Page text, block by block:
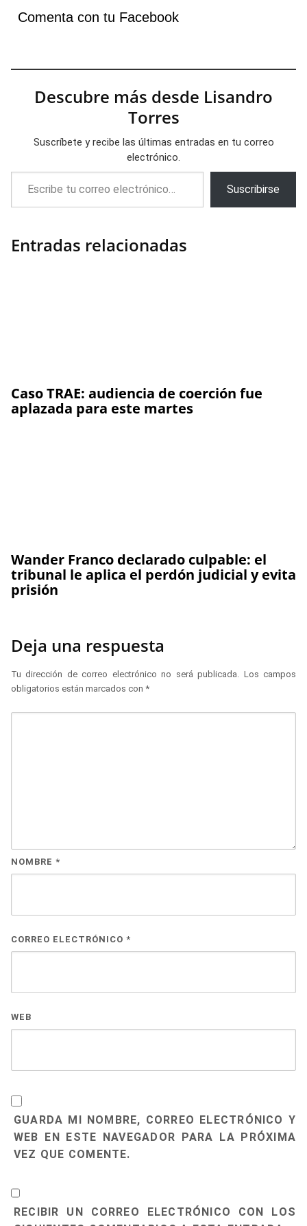
Comenta con tu Facebook
Descubre más desde Lisandro
Torres
Suscríbete y recibe las últimas entradas en tu correo
electrónico.
Escribe tu correo electrónico…
Suscribirse
Entradas relacionadas
Caso TRAE: audiencia de coerción fue
aplazada para este martes
Wander Franco declarado culpable: el
tribunal le aplica el perdón judicial y evita
prisión
Deja una respuesta
Tu dirección de correo electrónico no será publicada.
Los campos
obligatorios están marcados con *
NOMBRE *
CORREO ELECTRÓNICO *
WEB
GUARDA MI NOMBRE, CORREO ELECTRÓNICO Y
WEB EN ESTE NAVEGADOR PARA LA PRÓXIMA
VEZ QUE COMENTE.
RECIBIR UN CORREO ELECTRÓNICO CON LOS